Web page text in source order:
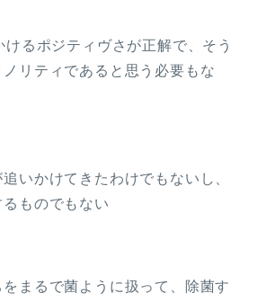
るポジティヴさが正解で、そう
リティであると思う必要もな
いかけてきたわけでもないし、
ものでもない
まるで菌ように扱って、除菌す